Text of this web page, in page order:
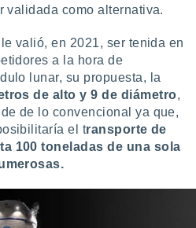
validada como alternativa.
valió, en 2021, ser tenida en
a la hora de
lunar, su propuesta, la
de alto y 9 de diámetro,
de lo convencional ya que,
el transporte de
100 toneladas de una sola